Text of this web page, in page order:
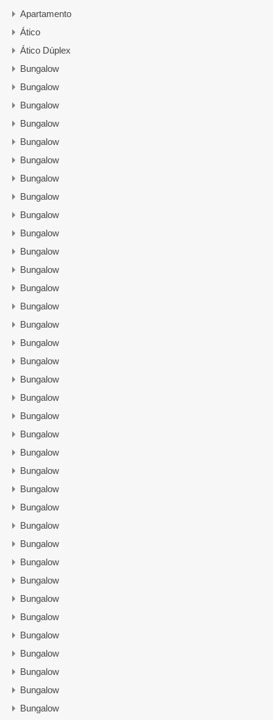
Apartamento
Ático
Ático Dúplex
Bungalow
Bungalow
Bungalow
Bungalow
Bungalow
Bungalow
Bungalow
Bungalow
Bungalow
Bungalow
Bungalow
Bungalow
Bungalow
Bungalow
Bungalow
Bungalow
Bungalow
Bungalow
Bungalow
Bungalow
Bungalow
Bungalow
Bungalow
Bungalow
Bungalow
Bungalow
Bungalow
Bungalow
Bungalow
Bungalow
Bungalow
Bungalow
Bungalow
Bungalow
Bungalow
Bungalow